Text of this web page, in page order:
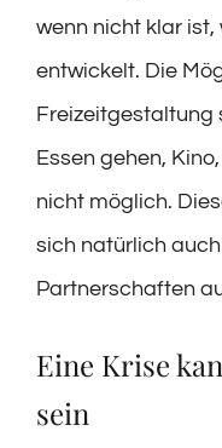
wenn nicht klar
entwickelt. Die
Freizeitgestaltung
Essen gehen,
nicht möglich.
sich natürlich
Partnerschaften
Eine Krise
sein